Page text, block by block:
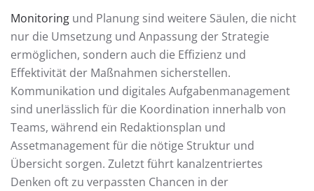
Monitoring und Planung sind weitere Säulen, die nicht
nur die Umsetzung und Anpassung der Strategie
ermöglichen, sondern auch die Effizienz und
Effektivität der Maßnahmen sicherstellen.
Kommunikation und digitales Aufgabenmanagement
sind unerlässlich für die Koordination innerhalb von
Teams, während ein Redaktionsplan und
Assetmanagement für die nötige Struktur und
Übersicht sorgen. Zuletzt führt kanalzentriertes
Denken oft zu verpassten Chancen in der